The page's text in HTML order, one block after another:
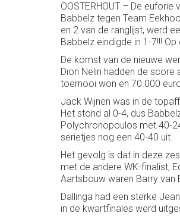
OOSTERHOUT – De
Babbelz tegen Team
en 2 van de ranglijst, werd
Babbelz eindigde in 1-7!!!
De komst van de nieuwe
Dion Nelin hadden de
toernooi won en 70.000
Jack Wijnen was in de
Het stond al 0-4, dus
Polychronopoulos met 40-
serietjes nog een 40-40 uit.
Het gevolg is dat in deze
met de andere WK-finalist,
Aartsbouw waren Barry van
Dallinga had een sterke
in de kwartfinales werd